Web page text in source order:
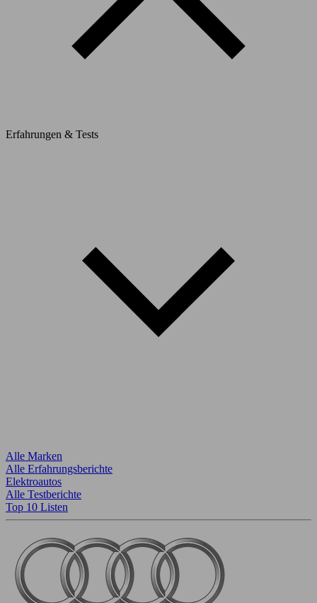
Erfahrungen & Tests
Alle Marken
Alle Erfahrungsberichte
Elektroautos
Alle Testberichte
Top 10 Listen